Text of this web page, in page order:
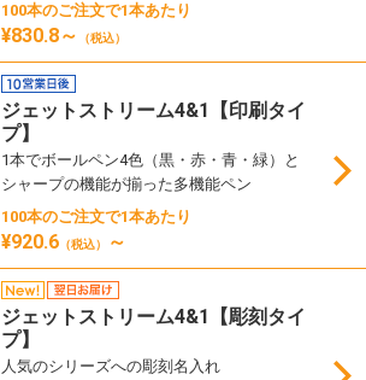
100本のご注文で1本あたり
¥830.8～ （税込）
ジェットストリーム4&1【印刷タイ
プ】
1本でボールペン4色（黒・赤・青・緑）と
シャープの機能が揃った多機能ペン
100本のご注文で1本あたり
¥920.6 （税込） ～
ジェットストリーム4&1【彫刻タイ
プ】
人気のシリーズへの彫刻名入れ